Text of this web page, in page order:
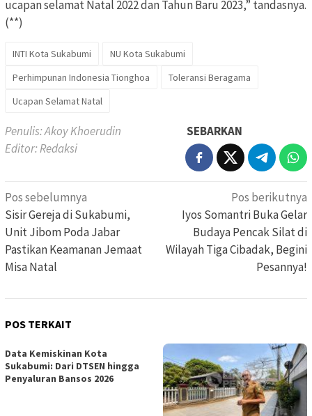
ucapan selamat Natal 2022 dan Tahun Baru 2023,” tandasnya.
(**)
INTI Kota Sukabumi
NU Kota Sukabumi
Perhimpunan Indonesia Tionghoa
Toleransi Beragama
Ucapan Selamat Natal
Penulis: Akoy Khoerudin
Editor: Redaksi
SEBARKAN
Navigasi
pos
Pos sebelumnya
Sisir Gereja di Sukabumi,
Unit Jibom Poda Jabar
Pastikan Keamanan Jemaat
Misa Natal
Pos berikutnya
Iyos Somantri Buka Gelar
Budaya Pencak Silat di
Wilayah Tiga Cibadak, Begini
Pesannya!
POS TERKAIT
Data Kemiskinan Kota
Sukabumi: Dari DTSEN hingga
Penyaluran Bansos 2026